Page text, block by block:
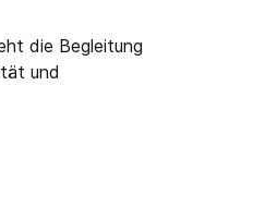
die Begleitung
und